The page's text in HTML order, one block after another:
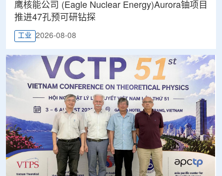
鹰核能公司 (Eagle Nuclear Energy)Aurora铀项目
推进47孔预可研钻探
工业 2026-08-08